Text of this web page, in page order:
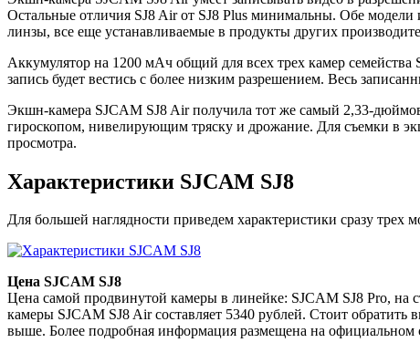
Остальные отличия SJ8 Air от SJ8 Plus минимальны. Обе модели
линзы, все еще устанавливаемые в продукты других
Аккумулятор на 1200 мАч общий для всех трех камер
запись будет вестись с более низким разрешением. Весь
Экшн-камера SJCAM SJ8 Air получила тот же самый 2,33-
гироскопом, нивелирующим тряску и дрожание. Для съемки в
просмотра.
Характеристики SJCAM SJ8
Для большей наглядности приведем характеристики сразу
Цена SJCAM SJ8
Цена самой продвинутой камеры в линейке: SJCAM SJ8 Pro, на
камеры SJCAM SJ8 Air составляет 5340 рублей. Стоит
выше. Более подробная информация размещена на официальном